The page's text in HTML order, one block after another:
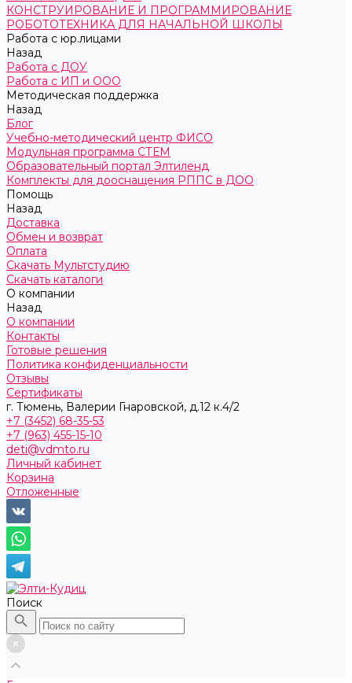
КОНСТРУИРОВАНИЕ И ПРОГРАММИРОВАНИЕ
РОБОТОТЕХНИКА ДЛЯ НАЧАЛЬНОЙ ШКОЛЫ
Работа с юр.лицами
Назад
Работа с ДОУ
Работа с ИП и ООО
Методическая поддержка
Назад
Блог
Учебно-методический центр ФИСО
Модульная программа СТЕМ
Образовательный портал Элтиленд
Комплекты для дооснащения РППС в ДОО
Помощь
Назад
Доставка
Обмен и возврат
Оплата
Скачать Мультстудию
Скачать каталоги
О компании
Назад
О компании
Контакты
Готовые решения
Политика конфиденциальности
Отзывы
Сертификаты
г. Тюмень, ​Валерии Гнаровской, д.12 к.4/2
+7 (3452) 68-35-53
+7 (963) 455-15-10
deti@vdmto.ru
Личный кабинет
Корзина
Отложенные
Поиск